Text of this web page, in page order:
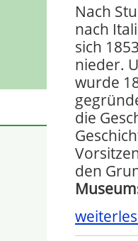
Nach
nach
sich
nieder.
wurde
die
den